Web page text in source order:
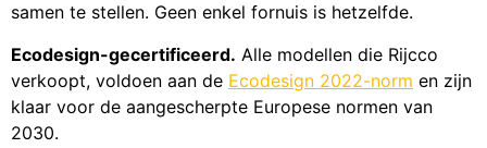
samen te stellen. Geen enkel fornuis is hetzelfde.
Ecodesign-gecertificeerd. Alle modellen die Rijcco
verkoopt, voldoen aan de Ecodesign 2022-norm en zijn
klaar voor de aangescherpte Europese normen van
2030.